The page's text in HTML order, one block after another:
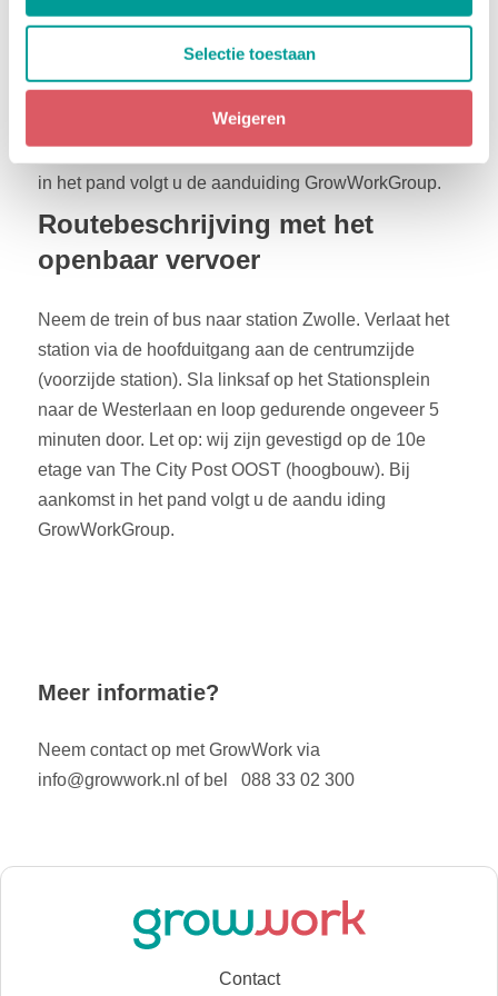
Selectie toestaan
Weigeren
korte loopafstand van het pand. Bij het verlaten van
de parkeergarage slaat u linksaf de Westerlaan op.
Na ongeveer 350 meter ziet u aan de linkerzijde The
City Post. Let op: wij zijn gevestigd op de 10e etage
van The City Post OOST (hoogbouw). Bij aankomst
in het pand volgt u de aanduiding GrowWorkGroup.
Routebeschrijving met het
openbaar vervoer
Neem de trein of bus naar station Zwolle. Verlaat het
station via de hoofduitgang aan de centrumzijde
(voorzijde station). Sla linksaf op het Stationsplein
naar de Westerlaan en loop gedurende ongeveer 5
minuten door. Let op: wij zijn gevestigd op de 10e
etage van The City Post OOST (hoogbouw). Bij
aankomst in het pand volgt u de aandu iding
GrowWorkGroup.
Meer informatie?
Neem contact op met GrowWork via
info@growwork.nl of bel 088 33 02 300
Contact